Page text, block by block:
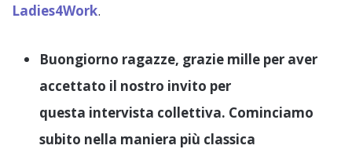
Ladies4Work.
Buongiorno ragazze, grazie mille per aver
accettato il nostro invito per
questa intervista collettiva. Cominciamo
subito nella maniera più classica